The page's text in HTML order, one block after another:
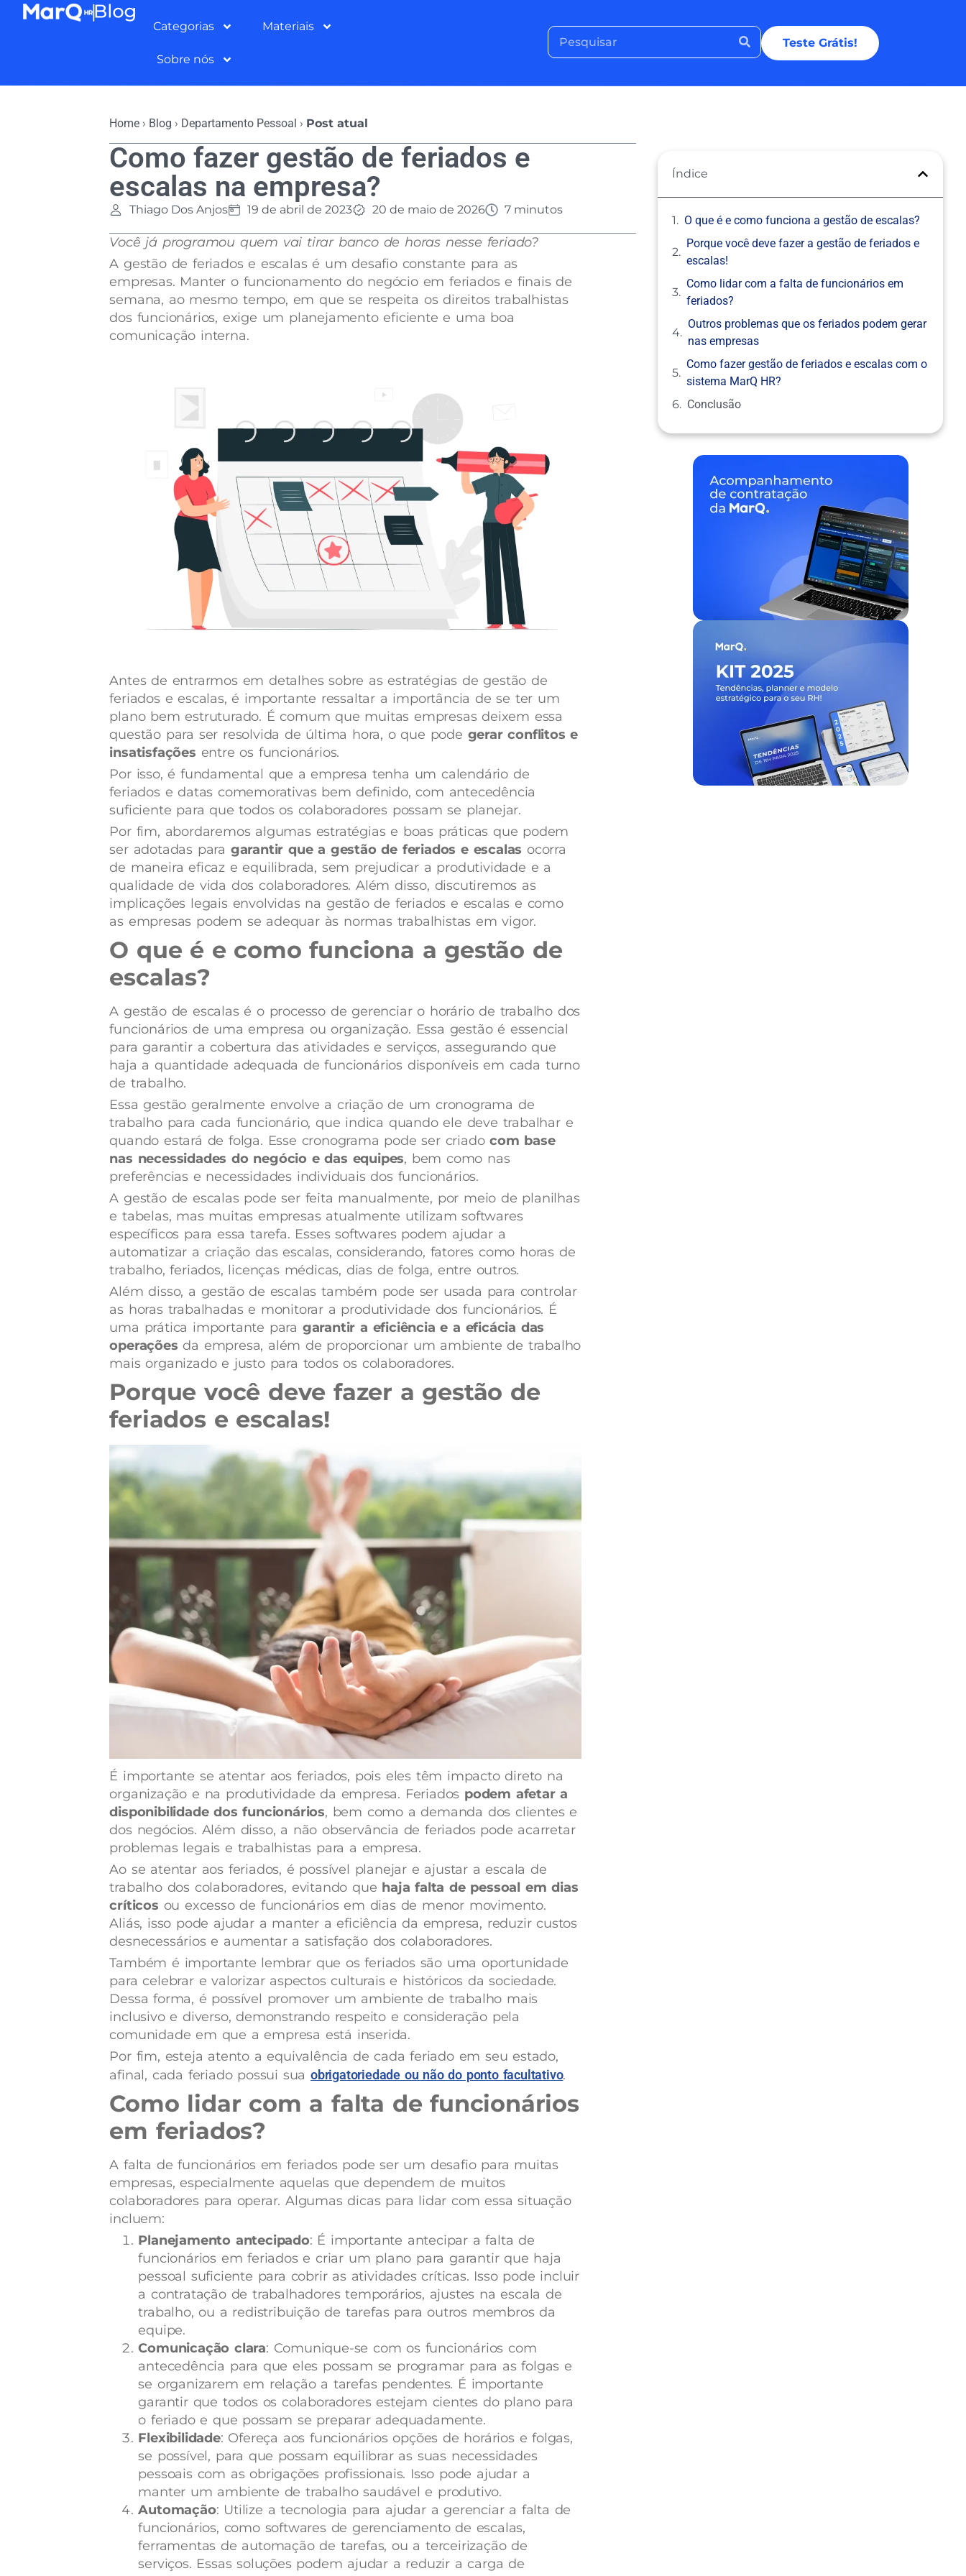
Categorias Materiais
Sobre nós
Teste Grátis!
Índice
O que é e como funciona a gestão de escalas?
Porque você deve fazer a gestão de feriados e
escalas!
Como lidar com a falta de funcionários em
feriados?
Outros problemas que os feriados podem gerar
nas empresas
Como fazer gestão de feriados e escalas com o
sistema MarQ HR?
Conclusão
Home › Blog › Departamento Pessoal › Post atual
Como fazer gestão de feriados e
escalas na empresa?
Thiago Dos Anjos 19 de abril de 2023 20 de maio de 2026 7 minutos
Você já programou quem vai tirar banco de horas nesse feriado?
A gestão de feriados e escalas é um desafio constante para as
empresas. Manter o funcionamento do negócio em feriados e finais de
semana, ao mesmo tempo, em que se respeita os direitos trabalhistas
dos funcionários, exige um planejamento eficiente e uma boa
comunicação interna.
Antes de entrarmos em detalhes sobre as estratégias de gestão de
feriados e escalas, é importante ressaltar a importância de se ter um
plano bem estruturado. É comum que muitas empresas deixem essa
questão para ser resolvida de última hora, o que pode gerar conflitos e
insatisfações entre os funcionários.
Por isso, é fundamental que a empresa tenha um calendário de
feriados e datas comemorativas bem definido, com antecedência
suficiente para que todos os colaboradores possam se planejar.
Por fim, abordaremos algumas estratégias e boas práticas que podem
ser adotadas para garantir que a gestão de feriados e escalas ocorra
de maneira eficaz e equilibrada, sem prejudicar a produtividade e a
qualidade de vida dos colaboradores. Além disso, discutiremos as
implicações legais envolvidas na gestão de feriados e escalas e como
as empresas podem se adequar às normas trabalhistas em vigor.
O que é e como funciona a gestão de
escalas?
A gestão de escalas é o processo de gerenciar o horário de trabalho dos
funcionários de uma empresa ou organização. Essa gestão é essencial
para garantir a cobertura das atividades e serviços, assegurando que
haja a quantidade adequada de funcionários disponíveis em cada turno
de trabalho.
Essa gestão geralmente envolve a criação de um cronograma de
trabalho para cada funcionário, que indica quando ele deve trabalhar e
quando estará de folga. Esse cronograma pode ser criadocom base
nas necessidades do negócio e das equipes, bem como nas
preferências e necessidades individuais dos funcionários.
A gestão de escalas pode ser feita manualmente, por meio de planilhas
e tabelas, mas muitas empresas atualmente utilizam softwares
específicos para essa tarefa. Esses softwares podem ajudar a
automatizar a criação das escalas, considerando, fatores como horas de
trabalho, feriados, licenças médicas, dias de folga, entre outros.
Além disso, a gestão de escalas também pode ser usada para controlar
as horas trabalhadas e monitorar a produtividade dos funcionários. É
uma prática importante para garantir a eficiência e a eficácia das
operações da empresa, além de proporcionar um ambiente de trabalho
mais organizado e justo para todos os colaboradores.
Porque você deve fazer a gestão de
feriados e escalas!
É importante se atentar aos feriados, pois eles têm impacto direto na
organização e na produtividade da empresa. Feriados podem afetar a
disponibilidade dos funcionários, bem como a demanda dos clientes e
dos negócios. Além disso, a não observância de feriados pode acarretar
problemas legais e trabalhistas para a empresa.
Ao se atentar aos feriados, é possível planejar e ajustar a escala de
trabalho dos colaboradores, evitando que haja falta de pessoal em dias
críticos ou excesso de funcionários em dias de menor movimento.
Aliás, isso pode ajudar a manter a eficiência da empresa, reduzir custos
desnecessários e aumentar a satisfação dos colaboradores.
Também é importante lembrar que os feriados são uma oportunidade
para celebrar e valorizar aspectos culturais e históricos da sociedade.
Dessa forma, é possível promover um ambiente de trabalho mais
inclusivo e diverso, demonstrando respeito e consideração pela
comunidade em que a empresa está inserida.
Por fim, esteja atento a equivalência de cada feriado em seu estado,
afinal, cada feriado possui sua obrigatoriedade ou não do ponto facultativo.
Como lidar com a falta de funcionários
em feriados?
A falta de funcionários em feriados pode ser um desafio para muitas
empresas, especialmente aquelas que dependem de muitos
colaboradores para operar. Algumas dicas para lidar com essa situação
incluem:
Planejamento antecipado: É importante antecipar a falta de
funcionários em feriados e criar um plano para garantir que haja
pessoal suficiente para cobrir as atividades críticas. Isso pode incluir
a contratação de trabalhadores temporários, ajustes na escala de
trabalho, ou a redistribuição de tarefas para outros membros da
equipe.
Comunicação clara: Comunique-se com os funcionários com
antecedência para que eles possam se programar para as folgas e
se organizarem em relação a tarefas pendentes. É importante
garantir que todos os colaboradores estejam cientes do plano para
o feriado e que possam se preparar adequadamente.
Flexibilidade: Ofereça aos funcionários opções de horários e folgas,
se possível, para que possam equilibrar as suas necessidades
pessoais com as obrigações profissionais. Isso pode ajudar a
manter um ambiente de trabalho saudável e produtivo.
Automação: Utilize a tecnologia para ajudar a gerenciar a falta de
funcionários, como softwares de gerenciamento de escalas,
ferramentas de automação de tarefas, ou a terceirização de
serviços. Essas soluções podem ajudar a reduzir a carga de